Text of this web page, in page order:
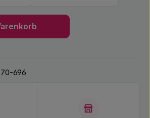
70-696